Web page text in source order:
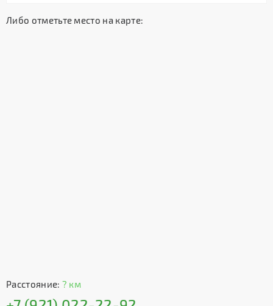
Либо отметьте место на карте:
Расстояние: ? км